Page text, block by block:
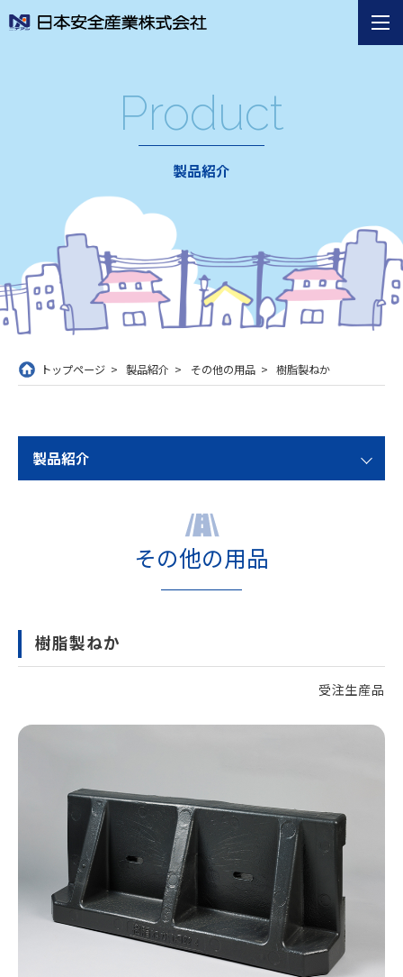
Product
製品紹介
トップページ 製品紹介 その他の用品 樹脂製ねか
その他の用品
樹脂製ねか
受注生産品
製品紹介